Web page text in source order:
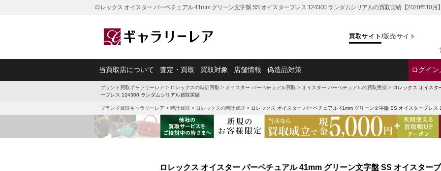
ロレックス オイスター パーペチュアル 41mm グリーン文字盤 SS オイスターブレス 124300 ランダムシリアルの買取実績【2020年10
買取サイト /販売サイト
当買取店について 査定・買取 買取対象 店舗情報 偽造品対策 ログイ
ブランド買取ギャラリーレア > ロレックスの時計買取 > オイスター パーペチュアル買取 > オイスター パーペチュアルの買取実績 > ロレックス オイス
ーブレス 124300 ランダムシリアル買取実績
ブランド買取ギャラリーレア > 時計買取 > ロレックスの時計買取 > ロレックス オイスター パーペチュアル 41mm グリーン文字盤 SS オイスターブレ
ロレックス オイスター パーペチュアル 41mm グリーン文字盤 SS オイスター